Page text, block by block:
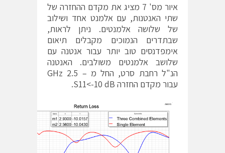
איור מס' 7 מציג את מקדם ההחזרה של
שתי האנטנות, עם אלמנט אחד ושילוב
של שלושה אלמנטים. ניתן לראות,
שבתדרים הנמוכים מקבלים תיאום
אימפדנסים טוב יותר עבור אנטנה עם
שלושב אלמנטים משולבים. האנטנה
הנ"ל רחבת סרט, החל מ – 2.5 GHz
עבור מקדם החזרה S11<-10 dB.